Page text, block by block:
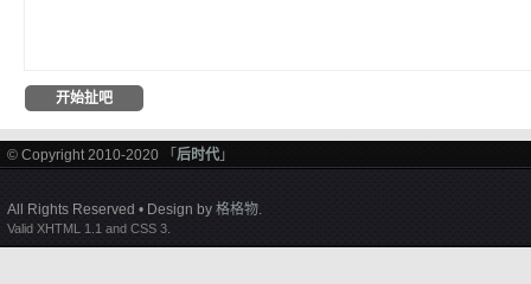
© Copyright 2010-2020 「 后时代 」
All Rights Reserved • Design by 格格物.
Valid XHTML 1.1 and CSS 3.